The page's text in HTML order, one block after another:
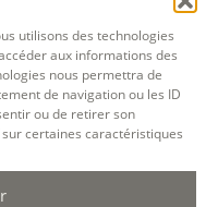
utilisons des technologies
aux informations des
nous permettra de
de navigation ou les ID
ou de retirer son
certaines caractéristiques